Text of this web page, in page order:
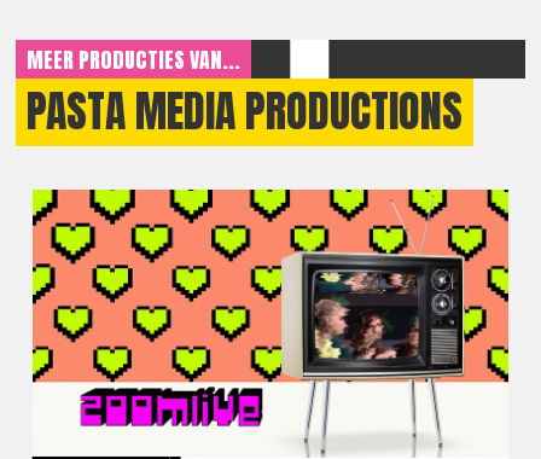
MEER PRODUCTIES VAN...
PASTA MEDIA PRODUCTIONS